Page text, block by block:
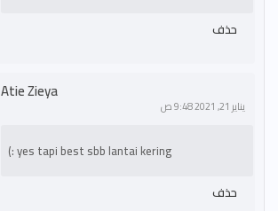
حذف
Atie Zieya
يناير 21, 2021 9:48 ص
yes tapi best sbb lantai kering :)
حذف